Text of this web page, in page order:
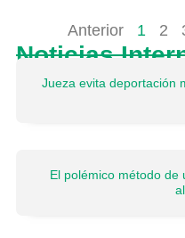
Anterior 1 2
Noticias
Jueza evita deportación
El polémico método de